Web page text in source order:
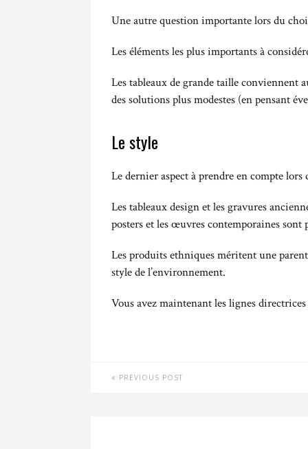
Une autre question importante lors du
Les éléments les plus importants à
Les tableaux de grande taille conviennent
des solutions plus modestes (en pensant
Le style
Le dernier aspect à prendre en compte
Les tableaux design et les gravures
posters et les œuvres contemporaines sont
Les produits ethniques méritent une
style de l’environnement.
Vous avez maintenant les lignes
PREVIOUS POST